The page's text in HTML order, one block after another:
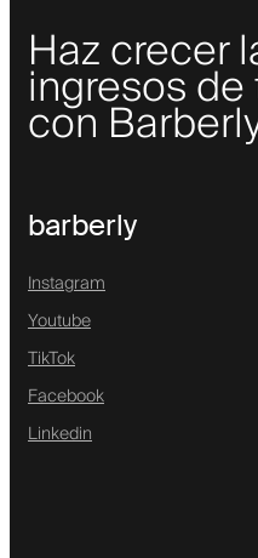
Haz crecer
ingresos
con
barberly
Instagram
Youtube
TikTok
Facebook
Linkedin